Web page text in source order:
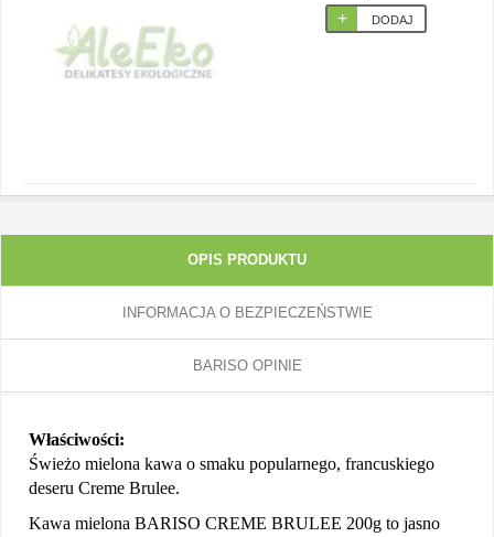
DODAJ
OPIS PRODUKTU
INFORMACJA O BEZPIECZEŃSTWIE
BARISO OPINIE
Właściwości:
Świeżo mielona kawa o smaku popularnego, francuskiego
deseru Creme Brulee.
Kawa mielona BARISO CREME BRULEE 200g to jasno